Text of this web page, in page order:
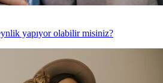
yapıyor olabilir misiniz?